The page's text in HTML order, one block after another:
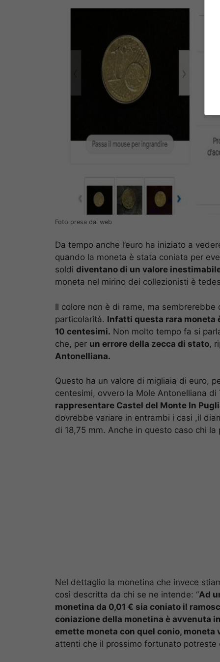
Foto presa dal web
Da tempo anche l’euro ha iniziato a
quando la moneta è stata coniata per
soldi diventano di un valore
moneta nel mirino dei collezionisti è
Il colore non è di rame, ma
particolarità. Infatti questa rara moneta
10 centesimi. Non molto tempo fa si
che, per un errore della zecca di stato,
Antonelliana.
Questo ha un valore di migliaia di euro,
centesimi, ovvero la Mole Antonelliana
rappresentare Castel del Monte In
dovrebbe variare in entrambi i casi ,il
di 18,75 mm. Anche in questo caso chi
Nel dettaglio la monetina che invece
così descritta da chi se ne intende: “Ad
monetina da 0,01 € sia coniato il
coniazione della monetina è avvenuta
emette moneta con quel conio, moneta
attenti che il prossimo fortunato potreste